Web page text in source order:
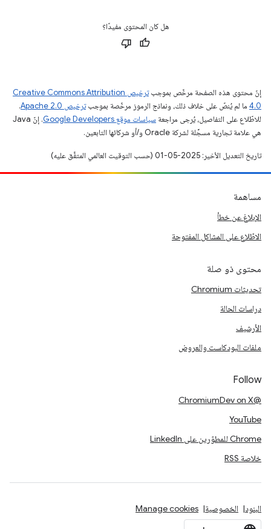
هل كان المحتوى مفيدًا؟
إنّ محتوى هذه الصفحة مرخّص بموجب
ترخيص Creative Commons Attribution
4.0‏ ما لم يُنصّ على خلاف ذلك، ونماذج الرموز مرخّصة بموجبترخيص Apache 2.0‏
.
للاطّلاع على التفاصيل، يُرجى مراجعة سياسات موقع Google Developers‏
. إنّ Java
هي علامة تجارية مسجَّلة لشركة Oracle و/أو شركائها التابعين.
تاريخ التعديل الأخير: 2025-05-01 (حسب التوقيت العالمي المتفَّق عليه)
مساهمة
الإبلاغ عن خطأ
الاطّلاع على المشاكل المفتوحة
محتوى ذو صلة
تحديثات Chromium
دراسات الحالة
الأرشيف
ملفات البودكاست والعروض
Follow
@ChromiumDev on X
YouTube
Chrome للمطوّرين على LinkedIn
خلاصة RSS
البنود الخصوصية Manage cookies